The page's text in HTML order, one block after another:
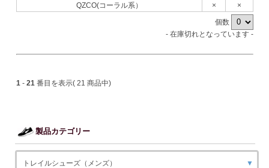
QZCO(コーラル系）
×
×
個数
- 在庫切れとなっています -
1 -21番目を表示( 21 商品中)
製品カテゴリー
トレイルシューズ（メンズ） ▼